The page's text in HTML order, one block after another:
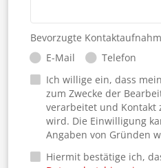
Bevorzugte
E-Mail
Telefon
Ich willige ein, dass
zum Zwecke der
verarbeitet und Kontakt
wird. Die Einwilligung
Angaben von Gründen
Hiermit bestätige ich,